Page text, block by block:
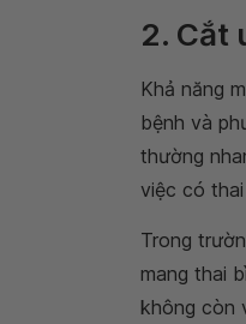
2. Cắt
Khả năng
bệnh và
thường
việc có
Trong
mang thai
không còn